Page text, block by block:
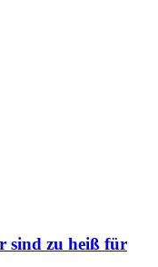
sind zu heiß für